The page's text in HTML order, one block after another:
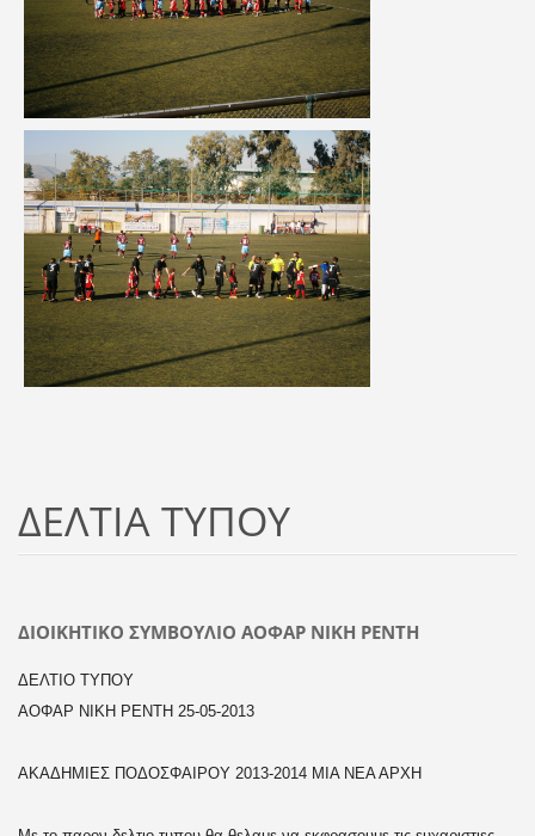
ΔΕΛΤΙΑ ΤΥΠΟΥ
ΔΙΟΙΚΗΤΙΚΟ ΣΥΜΒΟΥΛΙΟ ΑΟΦΑΡ ΝΙΚΗ ΡΕΝΤΗ
ΔΕΛΤΙΟ ΤΥΠΟΥ
ΑΟΦΑΡ ΝΙΚΗ ΡΕΝΤΗ 25-05-2013
ΑΚΑΔΗΜΙΕΣ ΠΟΔΟΣΦΑΙΡΟΥ 2013-2014 ΜΙΑ ΝΕΑ ΑΡΧΗ